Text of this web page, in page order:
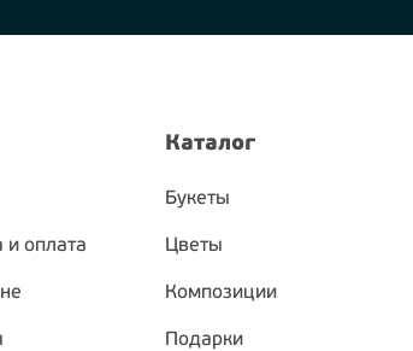
и оплата
Каталог
Букеты
Цветы
Композиции
Подарки